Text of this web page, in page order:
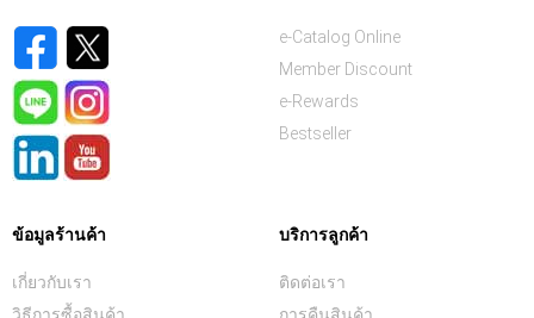
e-Catalog Online
Member Discount
e-Rewards
Bestseller
ข้อมูลร้านค้า
เกี่ยวกับเรา
บริการลูกค้า
ติดต่อเรา